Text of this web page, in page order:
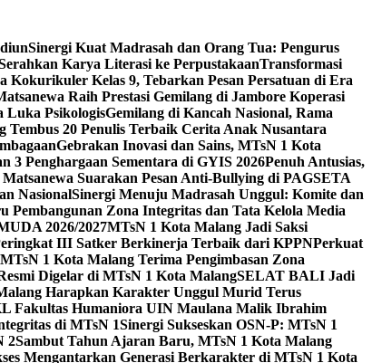
Sinergi Kuat Madrasah dan Orang Tua: Pengurus
Karya Literasi ke PerpustakaanTransformasi
Kokurikuler Kelas 9, Tebarkan Pesan Persatuan di Era
Raih Prestasi Gemilang di Jambore Koperasi
Luka PsikologisGemilang di Kancah Nasional, Rama
20 Penulis Terbaik Cerita Anak Nusantara
Gebrakan Inovasi dan Sains, MTsN 1 Kota
3 Penghargaan Sementara di GYIS 2026Penuh Antusias,
Suarakan Pesan Anti-Bullying di PAGSETA
NasionalSinergi Menuju Madrasah Unggul: Komite dan
Zona Integritas dan Tata Kelola Media
2026/2027MTsN 1 Kota Malang Jadi Saksi
III Satker Berkinerja Terbaik dari KPPNPerkuat
1 Kota Malang Terima Pengimbasan Zona
Digelar di MTsN 1 Kota MalangSELAT BALI Jadi
Harapkan Karakter Unggul Murid Terus
Fakultas Humaniora UIN Maulana Malik Ibrahim
di MTsN 1Sinergi Sukseskan OSN-P: MTsN 1
2Sambut Tahun Ajaran Baru, MTsN 1 Kota Malang
Mengantarkan Generasi Berkarakter di MTsN 1 Kota